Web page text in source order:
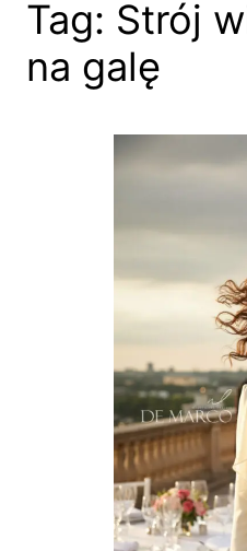
Tag: Strój
na galę